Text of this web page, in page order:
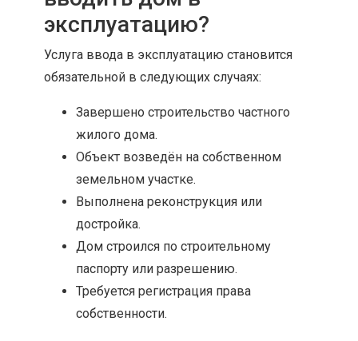
эксплуатацию?
Услуга ввода в эксплуатацию становится
обязательной в следующих случаях:
Завершено строительство частного
жилого дома.
Объект возведён на собственном
земельном участке.
Выполнена реконструкция или
достройка.
Дом строился по строительному
паспорту или разрешению.
Требуется регистрация права
собственности.